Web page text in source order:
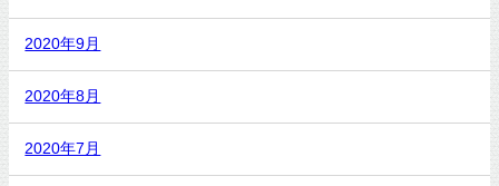
2020年9月
2020年8月
2020年7月